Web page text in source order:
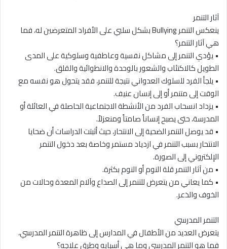
آثار التنمر
ينعكس التنمر Bullying بشكل سلبي على الأفراد المتعرضين له، فما
هي آثار التنمر؟
• يؤدي التنمر إلى مشاكل نفسية وعاطفية وسلوكية على المدى
الطويل كالاكتئاب والشعور بالوحدة والانطوائية والقلق.
• يلجأ الفرد للسلوك العدواني نتيجة للتنمر، فقد يتحول هو نفسه مع
الوقت إلى متنمر أو إلى إنسان عنيف.
• يزداد انسحاب الفرد من الأنشطة الاجتماعية الحاصلة في العائلة أو
المدرسة، حتى يصبح إنساناً صامتاً ومنعزلاً.
• قد يوصل التنمر الضحية إلى الانتحار، حيث أثبتت الدراسات أن ضحايا
الانتحار بسبب التنمر في ازدياد مستمر وخاصة بعد دخول التنمر
الإلكتروني إلى الصورة.
• من آثار التنمر قلة النوم أو النوم بكثرة.
• كما يعاني من يتعرض للتنمر إلى الصداع وآلام المعدة وحالات من
الخوف والذعر.
التنمر المدرسي
يتعرض العديد من الأطفال في المدارس إلى ظاهرة التنمر المدرسي،
فما هو التنمر المدرسي وما هي أسبابه وطرق علاجه؟